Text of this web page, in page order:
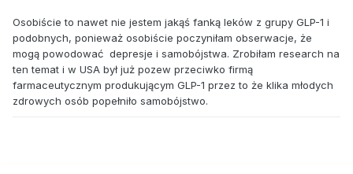
Osobiście to nawet nie jestem jakąś fanką leków z grupy GLP-1 i
podobnych, ponieważ osobiście poczyniłam obserwacje, że
mogą powodować depresje i samobójstwa. Zrobiłam research na
ten temat i w USA był już pozew przeciwko firmą
farmaceutycznym produkującym GLP-1 przez to że klika młodych
zdrowych osób popełniło samobójstwo.